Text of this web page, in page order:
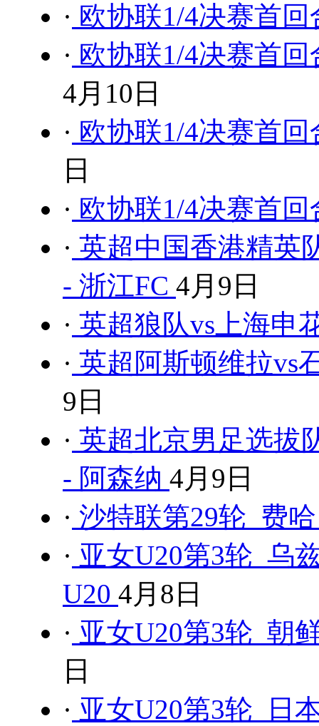
· 欧协联1/4决赛首
· 欧协联1/4决赛首
4月10日
· 欧协联1/4决赛首
日
· 欧协联1/4决赛首
· 英超中国香港精英
- 浙江FC 4月9日
· 英超狼队vs上海申
· 英超阿斯顿维拉vs
9日
· 英超北京男足选拔
- 阿森纳 4月9日
· 沙特联第29轮 费
· 亚女U20第3轮 乌
U20 4月8日
· 亚女U20第3轮 朝
日
· 亚女U20第3轮 日